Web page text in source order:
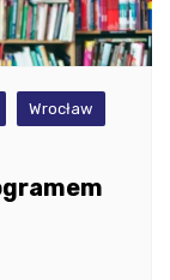
Wrocław